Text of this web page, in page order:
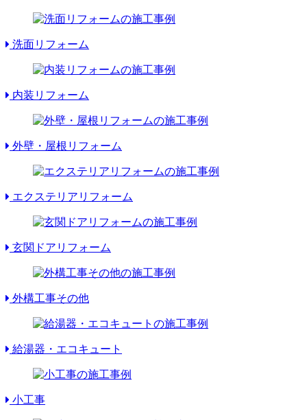
洗面リフォーム
内装リフォーム
外壁・屋根リフォーム
エクステリアリフォーム
玄関ドアリフォーム
外構工事その他
給湯器・エコキュート
小工事